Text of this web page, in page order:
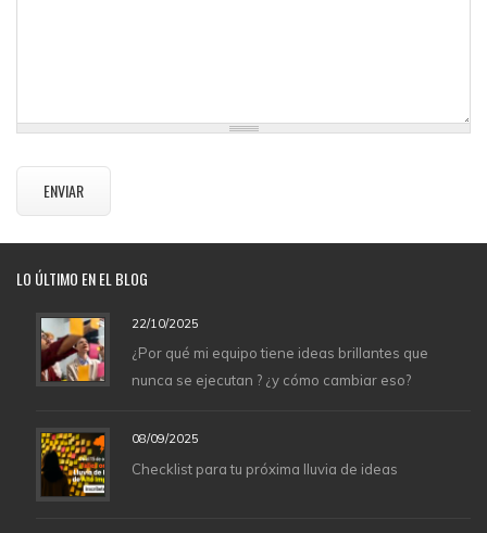
LO ÚLTIMO EN EL BLOG
22/10/2025
¿Por qué mi equipo tiene ideas brillantes que
nunca se ejecutan ? ¿y cómo cambiar eso?
08/09/2025
Checklist para tu próxima lluvia de ideas